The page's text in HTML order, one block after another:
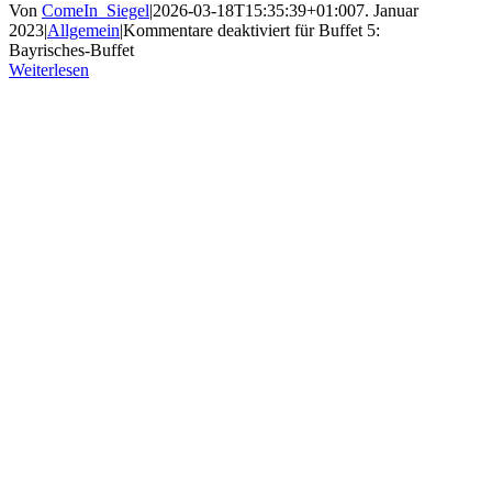
Von ComeIn_Siegel|2026-03-18T15:35:39+01:007. Januar
2023|Allgemein|Kommentare deaktiviert für Buffet 5:
Bayrisches-Buffet
Weiterlesen